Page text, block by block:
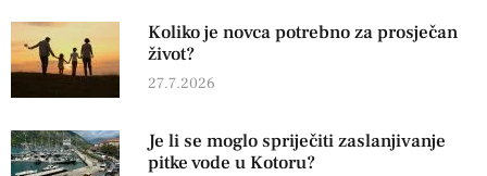
Koliko je novca potrebno za prosječan
život?
27.7.2026
Je li se moglo spriječiti zaslanjivanje
pitke vode u Kotoru?